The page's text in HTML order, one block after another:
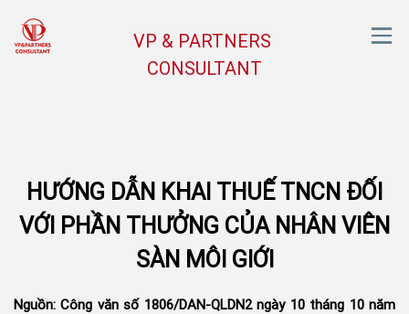
VP & PARTNERS
CONSULTANT
HƯỚNG DẪN KHAI THUẾ TNCN ĐỐI
VỚI PHẦN THƯỞNG CỦA NHÂN VIÊN
SÀN MÔI GIỚI
Nguồn: Công văn số 1806/DAN-QLDN2 ngày 10 tháng 10 năm